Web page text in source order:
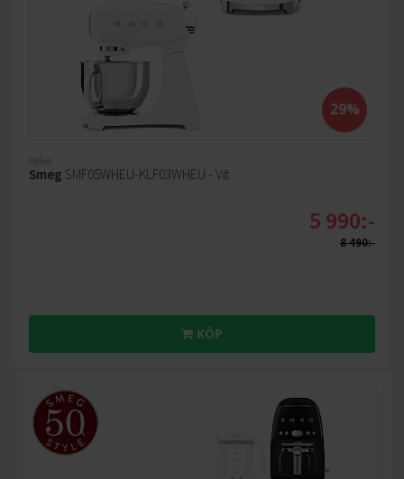
29%
Paket
Smeg SMF05WHEU-KLF03WHEU - Vit
5 990:-
8 490:-
KÖP